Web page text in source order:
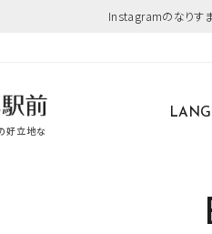
Instagramのなりす
好立地な